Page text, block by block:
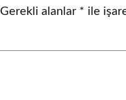
Gerekli alanlar * ile